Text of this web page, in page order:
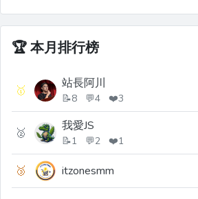
🏆本月排行榜
🥇 站長阿川
📝8 💬4 ❤️3
🥈 我愛JS
📝1 💬2 ❤️1
🥉 itzonesmm